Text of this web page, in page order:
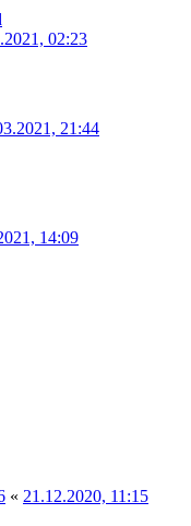
02:23
21:44
14:09
« 21.12.2020, 11:15